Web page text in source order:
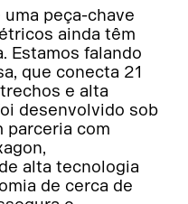
uma peça-chave
ainda têm
Estamos falando
que conecta 21
e alta
desenvolvido sob
parceria com
alta tecnologia
de cerca de